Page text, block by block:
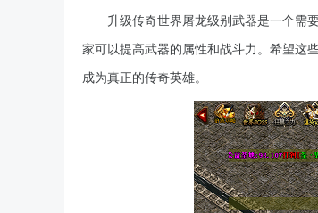
升级传奇世界屠龙级别武器是一个需
家可以提高武器的属性和战斗力。希望这
成为真正的传奇英雄。